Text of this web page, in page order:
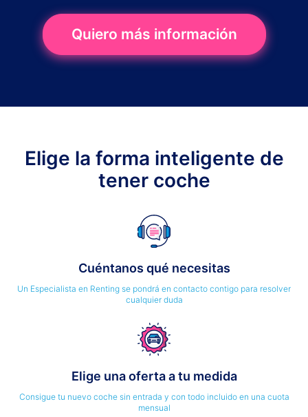
Quiero más información
Elige la forma inteligente de
tener coche
Cuéntanos qué necesitas
Un Especialista en Renting se pondrá en contacto contigo para resolver
cualquier duda
Elige una oferta a tu medida
Consigue tu nuevo coche sin entrada y con todo incluido en una cuota
mensual